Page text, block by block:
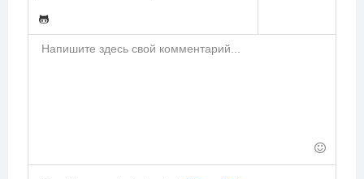
-
-
-
-
-
-